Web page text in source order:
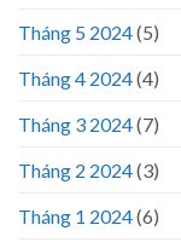
Tháng 5 2024(5)
Tháng 4 2024(4)
Tháng 3 2024(7)
Tháng 2 2024(3)
Tháng 1 2024(6)